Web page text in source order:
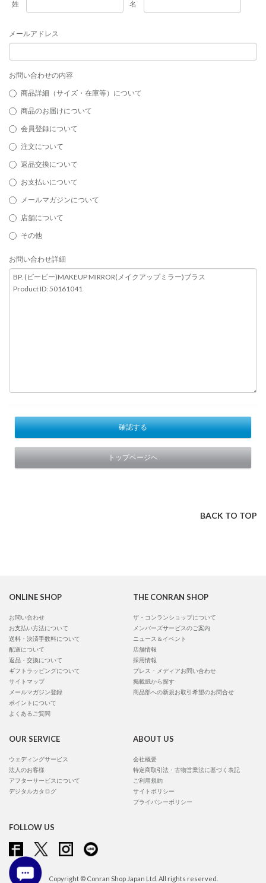
姓
名
メールアドレス
お問い合わせの内容
商品詳細（サイズ・在庫等）について
商品のお届けについて
会員登録について
注文について
返品交換について
お支払いについて
メールマガジンについて
店舗について
その他
お問い合わせ詳細
確認する
トップページへ
BACK TO TOP
ONLINE SHOP
お問い合わせ
お支払い方法について
送料・決済手数料について
配送について
返品・交換について
ギフトラッピングについて
サイトマップ
メールマガジン登録
ポイントについて
よくあるご質問
THE CONRAN SHOP
ザ・コンランショップについて
メンバーズサービスのご案内
ニュース＆イベント
店舗情報
採用情報
プレス・メディアお問い合わせ
掲載紙から探す
商品部への新規お取引希望のお問合せ
OUR SERVICE
ウェディングサービス
法人のお客様
アフターサービスについて
デジタルカタログ
ABOUT US
会社概要
特定商取引法・古物営業法に基づく表記
ご利用規約
サイトポリシー
プライバシーポリシー
FOLLOW US
Copyright © Conran Shop Japan Ltd. All rights reserved.